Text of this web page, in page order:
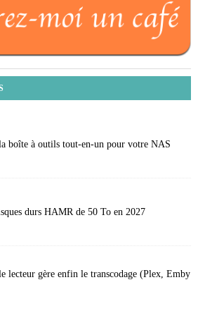
boîte à outils tout-en-un pour votre NAS
durs HAMR de 50 To en 2027
lecteur gère enfin le transcodage (Plex, Emby